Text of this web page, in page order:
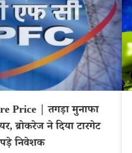
Price | तगड़ा मुनाफा
ब्रोकरेज ने दिया टारगेट
पड़े निवेशक